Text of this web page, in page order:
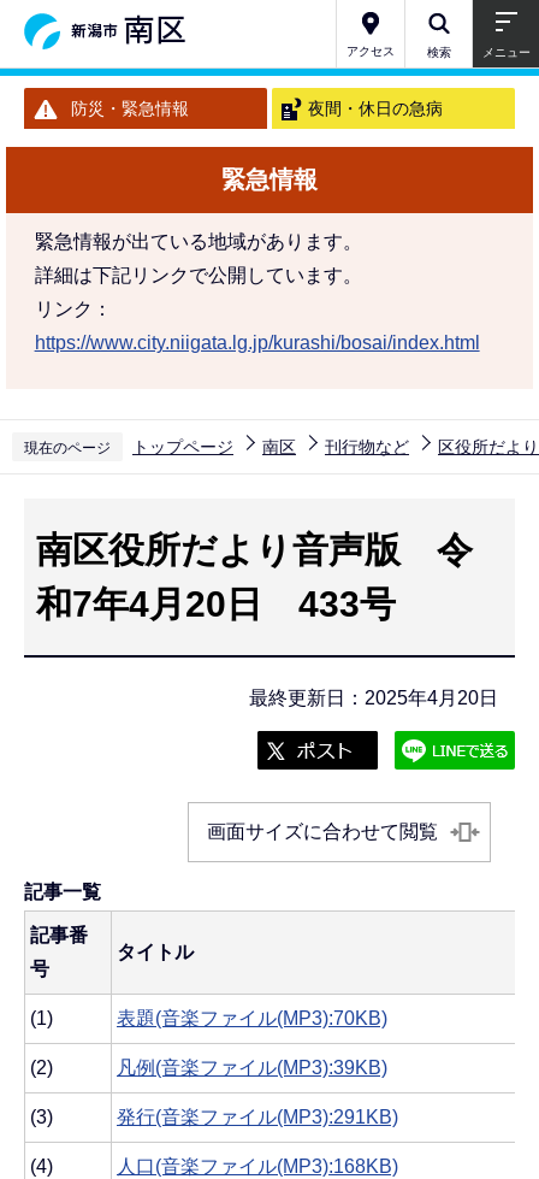
ジ
先
アクセス 検索 メニュー
防災・緊急情報 夜間・休日の急病
緊急情報
緊急情報が出ている地域があります。
詳細は下記リンクで公開しています。
リンク：
https://www.city.niigata.lg.jp/kurashi/bosai/index.html
現在のページ トップページ 南区 刊行物など 区役所だよ
南区役所だより音声版 令
和7年4月20日 433号
最終更新日：2025年4月20日
画面サイズに合わせて閲覧
記事一覧
記事番
号
タイトル
(1) 表題(音楽ファイル(MP3):70KB)
(2) 凡例(音楽ファイル(MP3):39KB)
(3) 発行(音楽ファイル(MP3):291KB)
(4) 人口(音楽ファイル(MP3):168KB)